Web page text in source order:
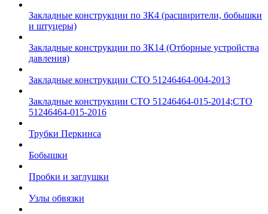
Закладные конструкции по ЗК4 (расширители, бобышки
и штуцеры)
Закладные конструкции по ЗК14 (Отборные устройства
давления)
Закладные конструкции СТО 51246464-004-2013
Закладные конструкции СТО 51246464-015-2014;СТО
51246464-015-2016
Трубки Перкинса
Бобышки
Пробки и заглушки
Узлы обвязки